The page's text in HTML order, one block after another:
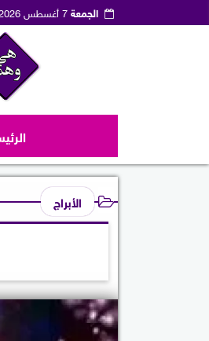
الجمعة7 أغسطس 2026
الأبراج